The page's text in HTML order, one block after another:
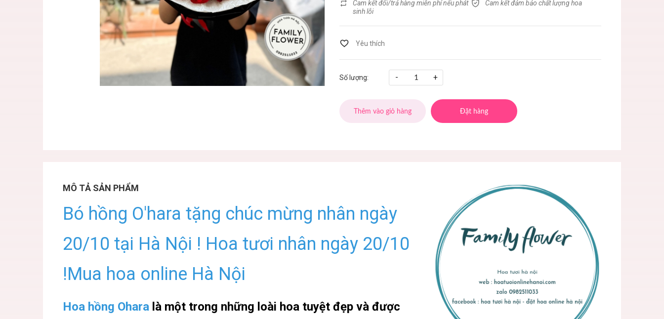
Cam kết đổi/trả hàng miễn phí nếu phát
sinh lỗi
Cam kết đảm bảo chất lượng hoa
Số lượng: - +
Thêm vào giỏ hàng Đặt hàng
MÔ TẢ SẢN PHẨM
Bó hồng O'hara tặng chúc mừng nhân ngày
20/10 tại Hà Nội ! Hoa tươi nhân ngày 20/10
!Mua hoa online Hà Nội
Hoa hồng Ohara là một trong những loài hoa tuyệt đẹp và được